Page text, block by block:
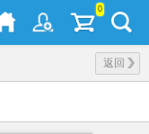
0
返回